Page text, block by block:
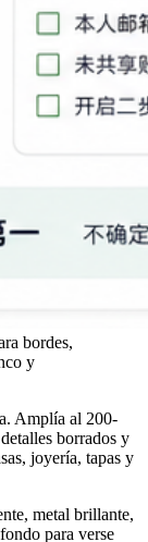
bordes,
y
Amplía al 200-
borrados y
joyería, tapas y
metal brillante,
para verse